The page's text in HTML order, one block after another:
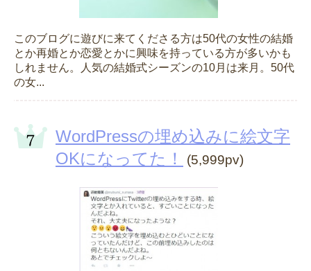
このブログに遊びに来てくださる方は50代の女性の結婚
とか再婚とか恋愛とかに興味を持っている方が多いかも
しれません。人気の結婚式シーズンの10月は来月。50代
の女...
WordPressの埋め込みに絵文字
OKになってた！
(5,999pv)